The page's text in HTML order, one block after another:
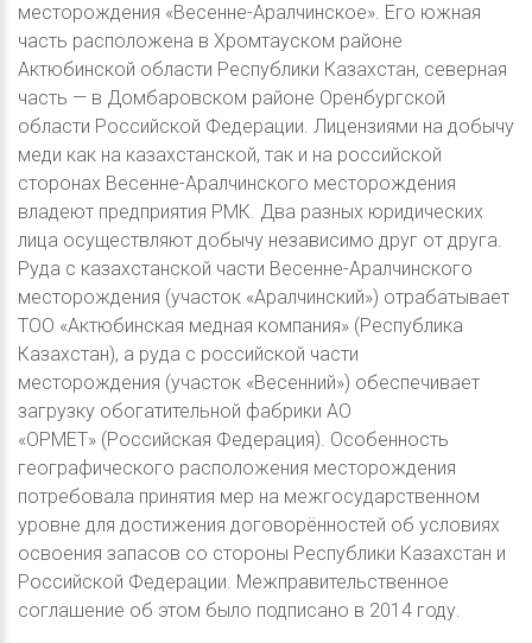
месторождения «Весенне-Аралчинское». Его южная
часть расположена в Хромтауском районе
Актюбинской области Республики Казахстан, северная
часть — в Домбаровском районе Оренбургской
области Российской Федерации. Лицензиями на добычу
меди как на казахстанской, так и на российской
сторонах Весенне-Аралчинского месторождения
владеют предприятия РМК. Два разных юридических
лица осуществляют добычу независимо друг от друга.
Руда с казахстанской части Весенне-Аралчинского
месторождения (участок «Аралчинский») отрабатывает
ТОО «Актюбинская медная компания» (Республика
Казахстан), а руда с российской части
месторождения (участок «Весенний») обеспечивает
загрузку обогатительной фабрики АО
«ОРМЕТ» (Российская Федерация). Особенность
географического расположения месторождения
потребовала принятия мер на межгосударственном
уровне для достижения договорённостей об условиях
освоения запасов со стороны Республики Казахстан и
Российской Федерации. Межправительственное
соглашение об этом было подписано в 2014 году.